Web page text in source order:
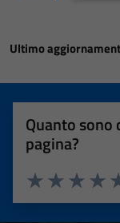
Ultimo
Quanto sono
pagina?
Valuta 3
Valuta 2
Valuta 1 stelle